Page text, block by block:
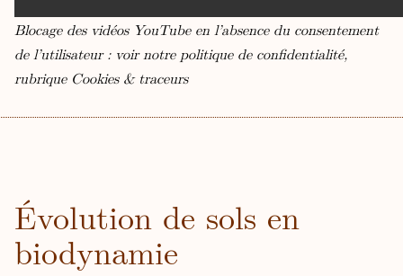
Blocage des vidéos YouTube en l’absence du consentement
de l’utilisateur : voirnotre politique de confidentialité,
rubrique Cookies & traceurs
Évolution de sols en
biodynamie